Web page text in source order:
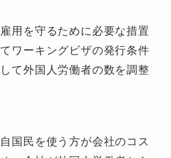
用を守るために必要な措置
ワーキングビザの発行条件
て外国人労働者の数を調整
国民を使う方が会社のコス